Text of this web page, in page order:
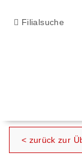
Filialsuche
< zurück zur